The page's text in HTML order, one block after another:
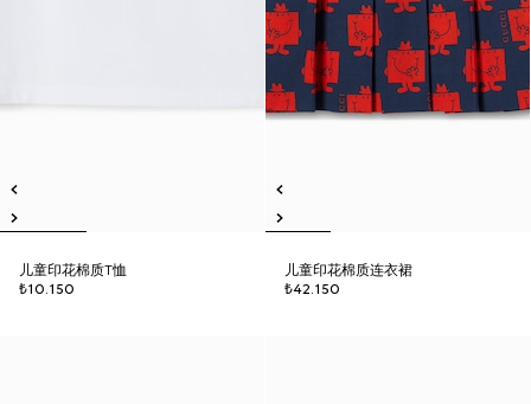
儿童印花棉质T恤
₺10.150
儿童印花棉质连衣裙
₺42.150